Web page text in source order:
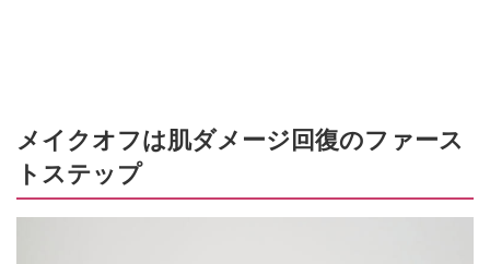
メイクオフは肌ダメージ回復のファース
トステップ